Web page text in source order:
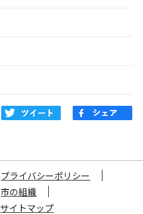
プライバシーポリシー
市の組織
サイトマップ